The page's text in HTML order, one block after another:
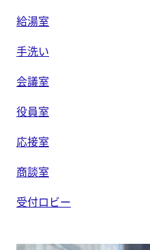
給湯室
手洗い
会議室
役員室
応接室
商談室
受付ロビー